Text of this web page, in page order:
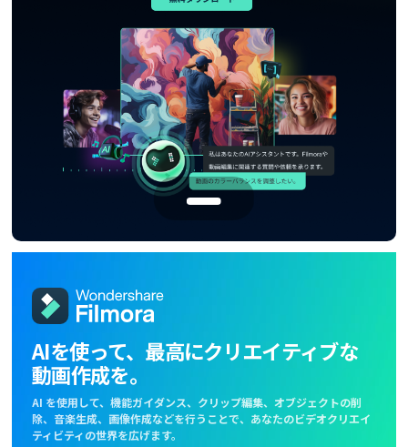
動画変換ソフト
DemoCreator
画面録画専用ソフト
DVD Memory
DVD作成ソフト
クリエイティブ系ソフトラインナップ
参考記事
概要
動画系記事
画像系記事
UI/UXデザインソフト
作図＆製図ソフトラインナップ
作図種類一覧
Document Cloud
電子署名とクラウドサービス
PDF関連ソフトラインナップ
参考記事
OCR 機能活用
Recoverit
データ復元ソフト
Dr.Fone
スマートフォン管理ソフト
Repairit
動画・写真修復ソフト
ユーティリティ系ソフトラインナップ
参考記事
概要
サポート
ログイン
AIを使って、最高にクリエイティブな
動画作成を。
AI を使用して、機能ガイダンス、クリップ編集、オブジェクトの削
除、音楽生成、画像作成などを行うことで、あなたのビデオクリエイ
ティビティの世界を広げます。